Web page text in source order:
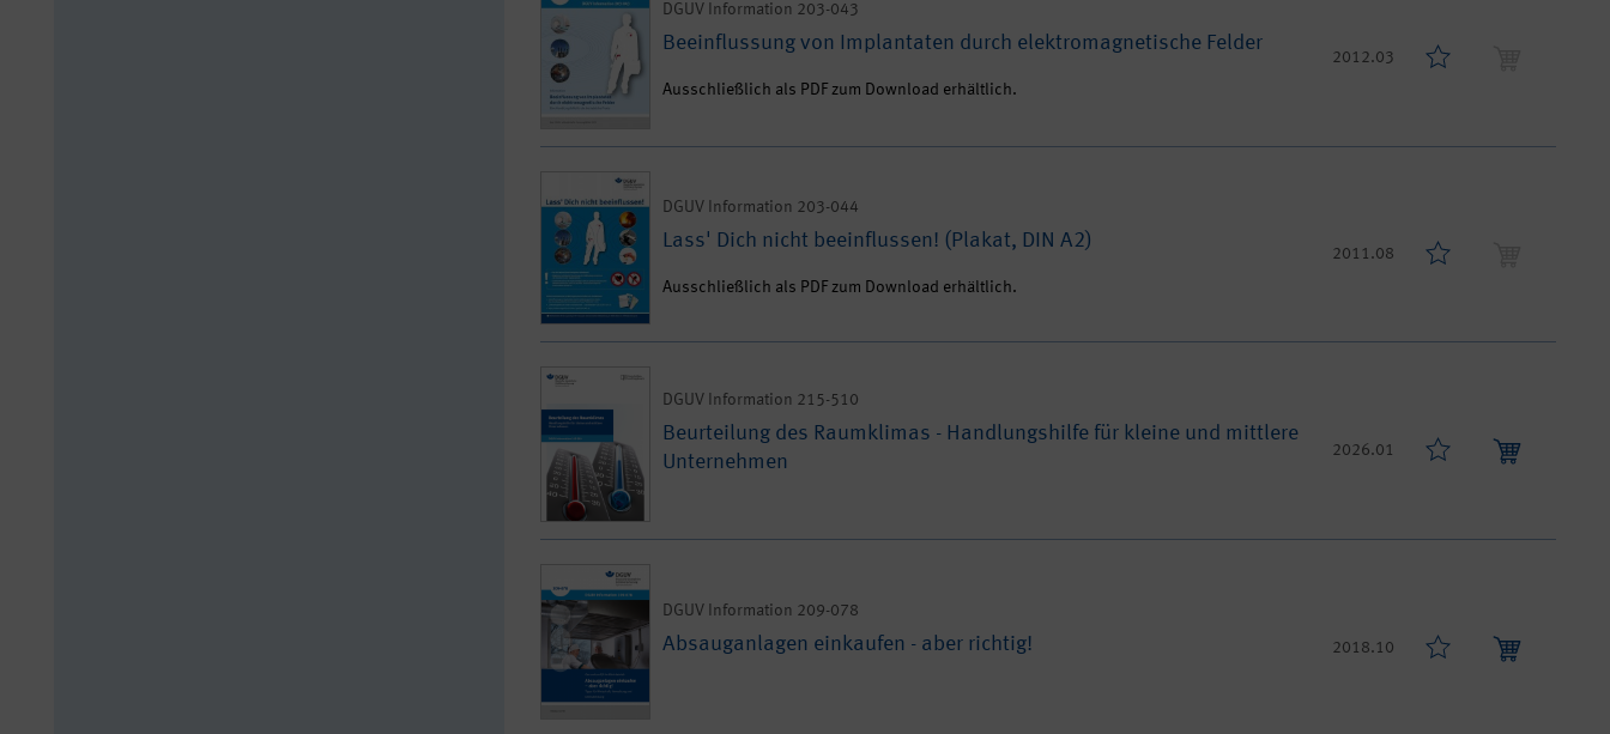
DGUV Information 203-043
Beeinflussung von Implantaten durch elektromagnetische Felder
Ausschließlich als PDF zum Download erhältlich.
2012.03
DGUV Information 203-044
Lass' Dich nicht beeinflussen! (Plakat, DIN A2)
Ausschließlich als PDF zum Download erhältlich.
2011.08
DGUV Information 215-510
Beurteilung des Raumklimas - Handlungshilfe für kleine und mittlere
Unternehmen
2026.01
DGUV Information 209-078
Absauganlagen einkaufen - aber richtig! 2018.10